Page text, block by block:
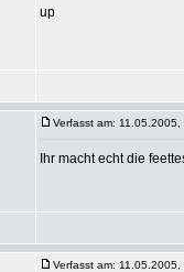
up
Verfasst am: 11.05.2005,
Ihr macht echt die
Verfasst am: 11.05.2005,